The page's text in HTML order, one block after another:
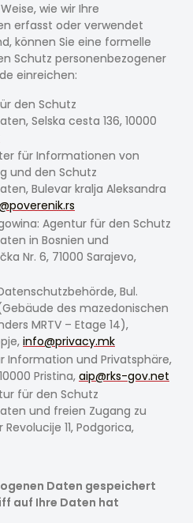
wie wir Ihre
erfasst oder verwendet
können Sie eine formelle
Schutz personenbezogener
einreichen:
den Schutz
Selska cesta 136, 10000
für Informationen von
und den Schutz
Bulevar kralja Aleksandra
Agentur für den Schutz
in Bosnien und
Nr. 6, 71000 Sarajevo,
Bul.
des mazedonischen
MRTV – Etage 14),
info@privacy.mk
Information und Privatsphäre,
Pristina, aip@rks-gov.net
für den Schutz
und freien Zugang zu
11, Podgorica,
Daten gespeichert
auf Ihre Daten hat